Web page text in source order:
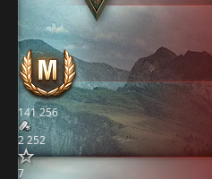
141 256
2 252
7